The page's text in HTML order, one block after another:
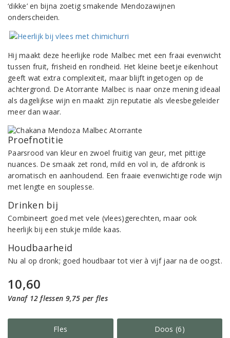
‘dikke’ en bijna zoetig smakende Mendozawijnen
onderscheiden.
Hij maakt deze heerlijke rode Malbec met een fraai evenwicht
tussen fruit, frisheid en rondheid. Het kleine beetje eikenhout
geeft wat extra complexiteit, maar blijft ingetogen op de
achtergrond. De Atorrante Malbec is naar onze mening ideaal
als dagelijkse wijn en maakt zijn reputatie als vleesbegeleider
meer dan waar.
Proefnotitie
Paarsrood van kleur en zwoel fruitig van geur, met pittige
nuances. De smaak zet rond, mild en vol in, de afdronk is
aromatisch en aanhoudend. Een fraaie evenwichtige rode wijn
met lengte en souplesse.
Drinken bij
Combineert goed met vele (vlees)gerechten, maar ook
heerlijk bij een stukje milde kaas.
Houdbaarheid
Nu al op dronk; goed houdbaar tot vier à vijf jaar na de oogst.
10,60
Vanaf 12 flessen 9,75 per fles
Fles Doos (6)